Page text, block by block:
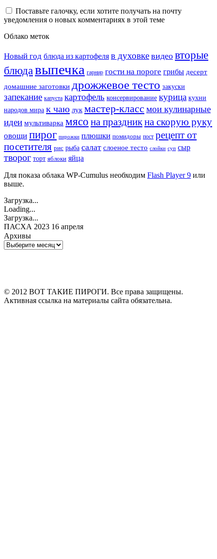
Поставьте галочку, если хотите получать на почту
уведомления о новых комментариях в этой теме
Облако меток
Новый год блюда из картофеля в духовке видео вторые
блюдавыпечка гарнир гости на пороге грибы десерт
домашние заготовки дрожжевое тесто закуски
запекание капуста картофель консервирование курица кухни
народов мира к чаю лук мастер-класс мои кулинарные
идеи мультиварка мясо на праздникна скорую руку
овощи пирог пирожки плюшки помидоры пост рецепт от
посетителя рис рыба салат слоеное тесто слойки суп сыр
творог торт яблоки яйца
Для показа облака WP-Cumulus необходим Flash Player 9 или
выше.
Загрузка...
Loading...
Загрузка...
ПАСХА 2023 16 апреля
Архивы
Архивы
© 2012 ВОТ ТАКИЕ ПИРОГИ. Все права защищены.
Активная ссылка на материалы сайта обязательна.